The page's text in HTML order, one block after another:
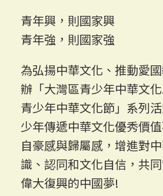
青年興，則國家興
青年強，則國家強
為弘揚中華文化、推動愛
辦「大灣區青少年中華文
青少年中華文化節」系列
少年傳遞中華文化優秀價
自豪感與歸屬感，增進對
識、認同和文化自信，共
偉大復興的中國夢!